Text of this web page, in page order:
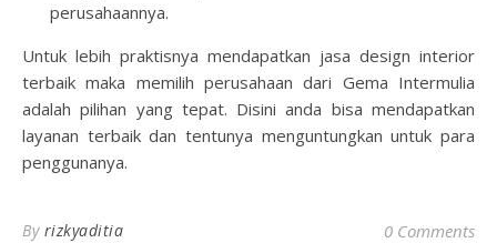
perusahaannya.
Untuk lebih praktisnya mendapatkan jasa design interior
terbaik maka memilih perusahaan dari Gema Intermulia
adalah pilihan yang tepat. Disini anda bisa mendapatkan
layanan terbaik dan tentunya menguntungkan untuk para
penggunanya.
By rizkyaditia 0 Comments